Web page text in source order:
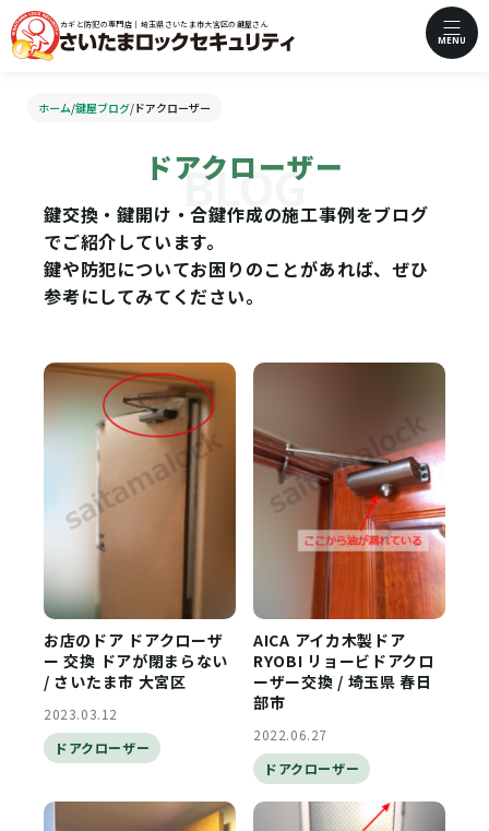
カギと防犯の専門店｜埼玉県さいたま市大宮区の鍵屋さん
MENU
ホーム/鍵屋ブログ/ドアクローザー
ドアクローザー
鍵交換・鍵開け・合鍵作成の施工事例をブログ
でご紹介しています。
鍵や防犯についてお困りのことがあれば、ぜひ
参考にしてみてください。
お店のドア ドアクローザ
ー 交換 ドアが閉まらない
/ さいたま市 大宮区
2023.03.12
ドアクローザー
AICA アイカ木製ドア
RYOBI リョービドアクロ
ーザー交換 / 埼玉県 春日
部市
2022.06.27
ドアクローザー